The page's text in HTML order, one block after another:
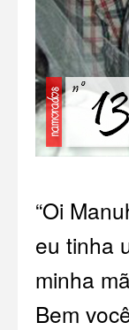
“Oi
eu tinha
minha
Bem